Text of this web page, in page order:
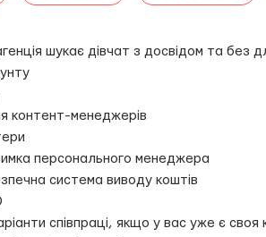
шукає дівчат з досвідом та без
контент-менеджерів
персонального менеджера
система виводу коштів
співпраці, якщо у вас уже є своя